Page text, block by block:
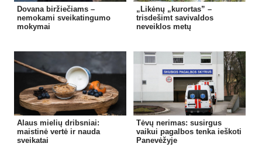
Dovana biržiečiams –
nemokami sveikatingumo
mokymai
„Likėnų „kurortas” –
trisdešimt savivaldos
neveiklos metų
Alaus mielių dribsniai:
maistinė vertė ir nauda
sveikatai
Tėvų nerimas: susirgus
vaikui pagalbos tenka ieškoti
Panevėžyje